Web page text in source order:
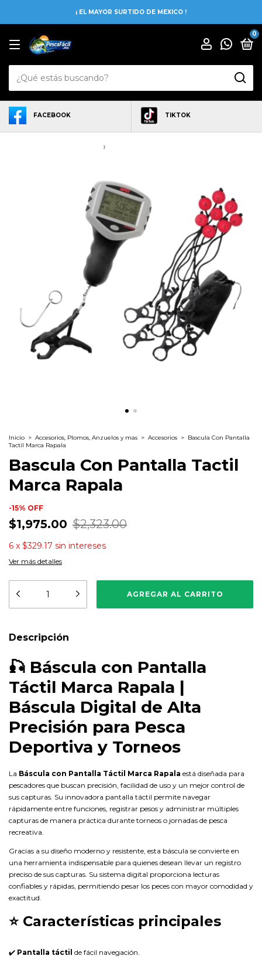
¡ EL MAYOR SURTIDO DE MEXICO !
0
FACEBOOK TIKTOK
Inicio > Accesorios, Plomos, Anzuelos y mas > Accesorios > Bascula Con Pantalla
Tactil Marca Rapala
Bascula Con Pantalla Tactil
Marca Rapala
-15% OFF
$1,975.00 $2,323.00
6 x $329.17 sin intereses
Ver más detalles
Descripción
🎣 Báscula con Pantalla
Táctil Marca Rapala |
Báscula Digital de Alta
Precisión para Pesca
Deportiva y Torneos
La Báscula con Pantalla Táctil Marca Rapala está diseñada para
pescadores que buscan precisión, facilidad de uso y un mejor control de
sus capturas. Su innovadora pantalla táctil permite navegar
rápidamente entre funciones, registrar pesos y administrar múltiples
capturas de manera práctica durante torneos o jornadas de pesca
recreativa.
Gracias a su diseño moderno y resistente, esta báscula se convierte en
una herramienta indispensable para quienes desean llevar un registro
preciso de sus capturas. Su sistema digital proporciona lecturas
confiables y rápidas, permitiendo pesar los peces con mayor comodidad y
exactitud.
⭐ Características principales
✔️ Pantalla táctil de fácil navegación.